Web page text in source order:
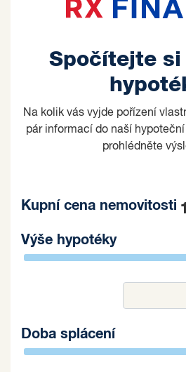
Spočítejte
Na kolik vás vyjde pořízení
pár informací do naší
prohlédněte
Kupní cena nemovitosti
Výše hypotéky
Doba splácení